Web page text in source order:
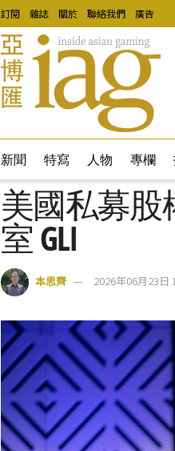
訂閱 雜誌 關於 聯絡我們 廣告
新聞 特寫 人物 專欄
美國私募股
室 GLI
本思齊 2026年06月23日